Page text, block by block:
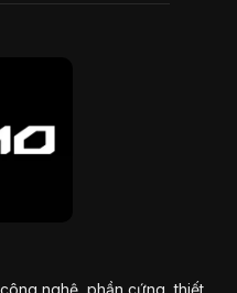
nghệ, phần cứng, thiết